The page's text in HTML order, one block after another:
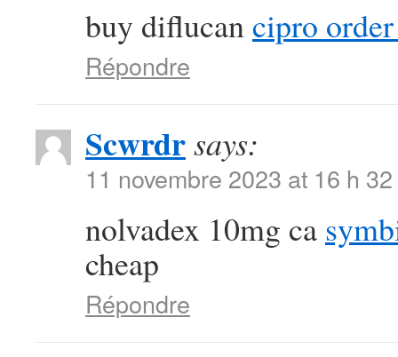
buy diflucan cipro
Répondre
Scwrdrsays:
11 novembre 2023 at 16 h
nolvadex 10mg ca
cheap
Répondre